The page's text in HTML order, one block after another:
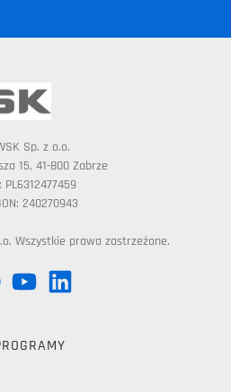
Sp. z o.o.
15, 41-800 Zabrze
PL6312477459
240270943
Wszystkie prawa zastrzeżone.